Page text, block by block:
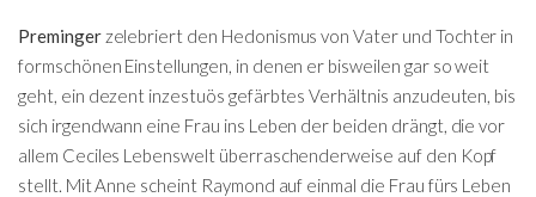
Premingerzelebriert den Hedonismus von Vater und Tochter in
formschönen Einstellungen, in denen er bisweilen gar so weit
geht, ein dezent inzestuös gefärbtes Verhältnis anzudeuten, bis
sich irgendwann eine Frau ins Leben der beiden drängt, die vor
allem Ceciles Lebenswelt überraschenderweise auf den Kopf
stellt. Mit Anne scheint Raymond auf einmal die Frau fürs Leben